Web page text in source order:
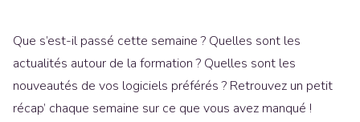
Que s’est-il passé cette semaine ? Quelles sont les
actualités autour de la formation ? Quelles sont les
nouveautés de vos logiciels préférés ? Retrouvez un petit
récap’ chaque semaine sur ce que vous avez manqué !